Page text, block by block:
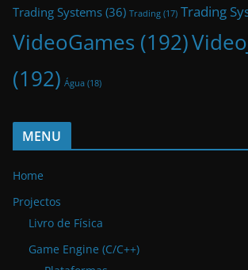
Trading Systems (36) Trading (17) Trading
VideoGames (192)
(192) Água (18)
MENU
Home
Projectos
Livro de Física
Game Engine (C/C++)